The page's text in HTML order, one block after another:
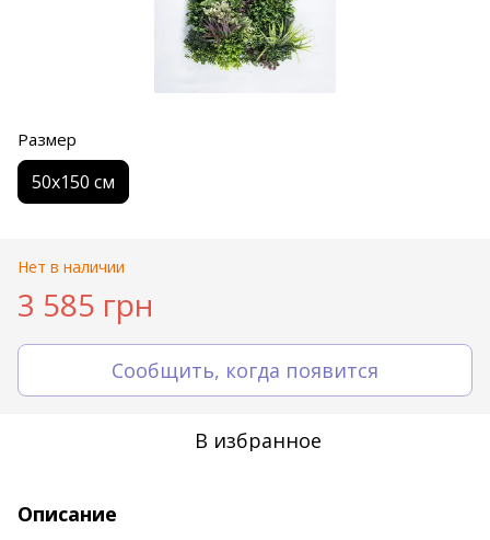
Размер
50х150 см
Нет в наличии
3 585 грн
Сообщить, когда появится
В избранное
Описание